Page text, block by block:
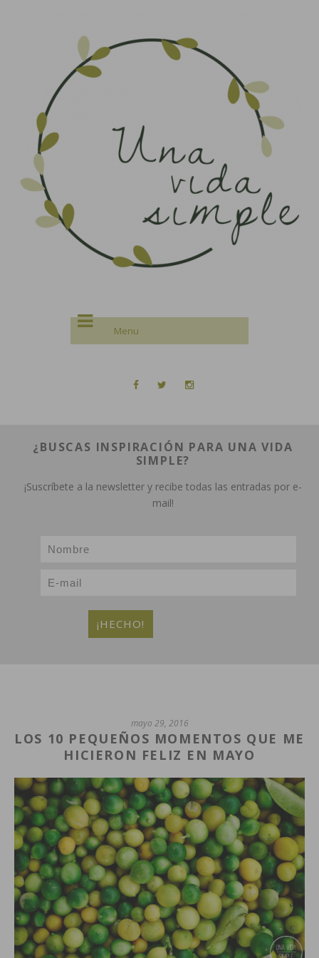
¿BUSCAS INSPIRACIÓN PARA UNA VIDA
SIMPLE?
¡Suscríbete a la newsletter y recibe todas las entradas por e-
mail!
mayo 29, 2016
LOS 10 PEQUEÑOS MOMENTOS QUE ME
HICIERON FELIZ EN MAYO